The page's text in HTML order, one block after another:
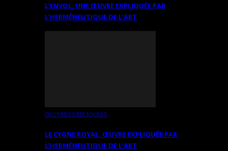
L’ENVOL, UNE ŒUVRE EXPLIQUÉE PAR
L’HERMÉNEUTIQUE DE L’ART
OEUVRES EXPLIQUÉES
LE CYGNE ROYAL. ŒUVRE EXPLIQUÉE PAR
L’HERMÉNEUTIQUE DE L’ART